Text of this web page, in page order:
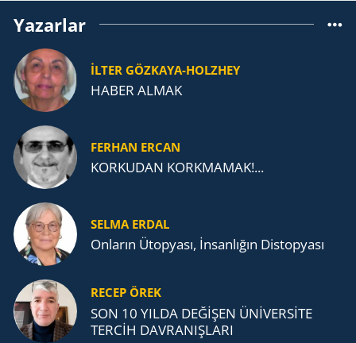
Yazarlar
İLTER GÖZKAYA-HOLZHEY
HABER ALMAK
FERHAN ERCAN
KORKUDAN KORKMAMAK!...
SELMA ERDAL
Onların Ütopyası, İnsanlığın Distopyası
RECEP ÖREK
SON 10 YILDA DEĞİŞEN ÜNİVERSİTE
TERCİH DAVRANIŞLARI